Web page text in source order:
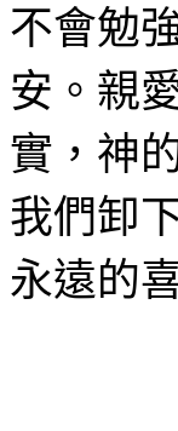
不會勉
安。親
實，神
我們卸
永遠的